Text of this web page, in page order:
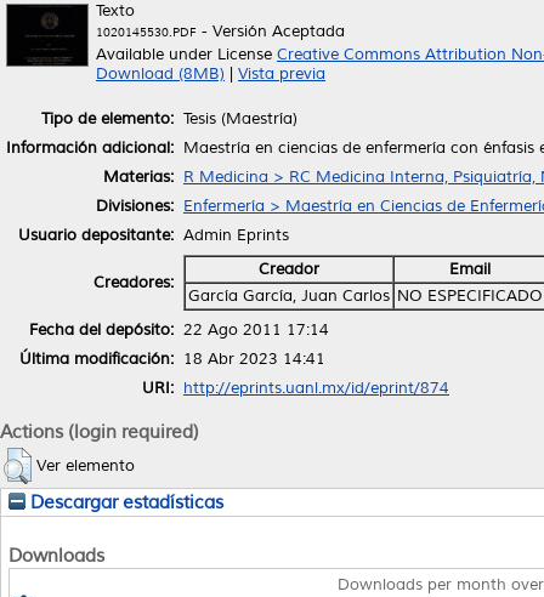
Texto
1020145530.PDF - Versión Aceptada
Available under License Creative Commons Attribution
Download (8MB)
Vista previa
Tipo de elemento: Tesis (Maestría)
Información adicional: Maestría en ciencias de enfermería con
Materias: R Medicina > RC Medicina Interna, Psiquiatría,
Divisiones: Enfermería > Maestría en Ciencias de
Usuario depositante: Admin Eprints
Creadores:
Creador
Email
García García, Juan Carlos NO ESPECIFICADO
Fecha del depósito: 22 Ago 2011 17:14
Última modificación: 18 Abr 2023 14:41
URI: http://eprints.uanl.mx/id/eprint/874
Actions (login required)
Ver elemento
Descargar estadísticas
Downloads
Downloads per month